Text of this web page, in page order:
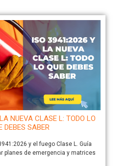
NUEVA CLASE L: TODO LO
DEBES SABER
y el fuego Clase L. Guía
planes de emergencia y matrices